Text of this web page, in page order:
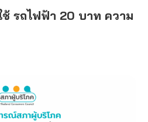
รถไฟฟ้า 20 บาท ความ